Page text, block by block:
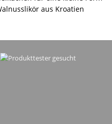
aus Kroatien